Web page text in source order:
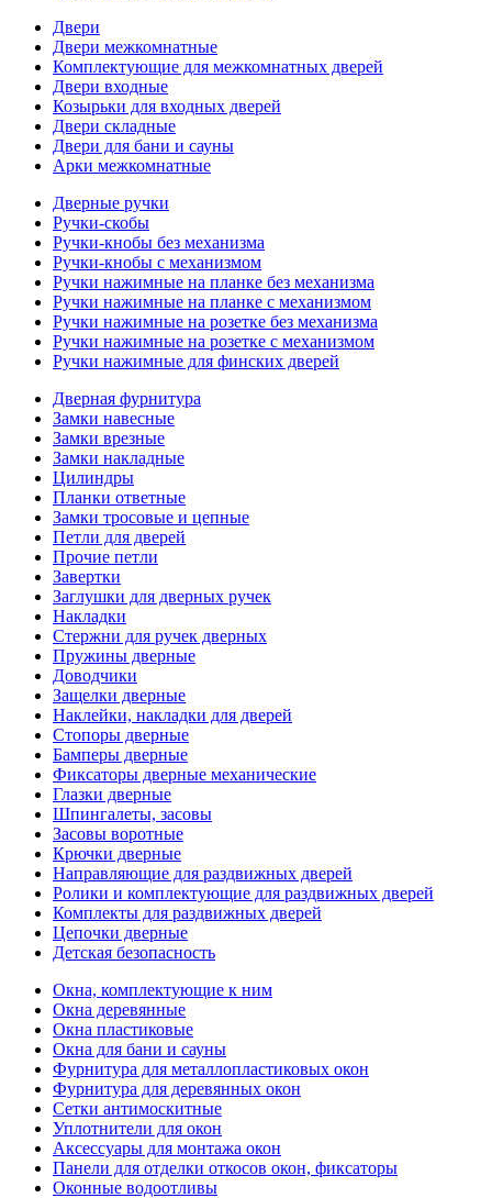
Двери
Двери межкомнатные
Комплектующие для межкомнатных дверей
Двери входные
Козырьки для входных дверей
Двери складные
Двери для бани и сауны
Арки межкомнатные
Дверные ручки
Ручки-скобы
Ручки-кнобы без механизма
Ручки-кнобы с механизмом
Ручки нажимные на планке без механизма
Ручки нажимные на планке с механизмом
Ручки нажимные на розетке без механизма
Ручки нажимные на розетке с механизмом
Ручки нажимные для финских дверей
Дверная фурнитура
Замки навесные
Замки врезные
Замки накладные
Цилиндры
Планки ответные
Замки тросовые и цепные
Петли для дверей
Прочие петли
Завертки
Заглушки для дверных ручек
Накладки
Стержни для ручек дверных
Пружины дверные
Доводчики
Защелки дверные
Наклейки, накладки для дверей
Стопоры дверные
Бамперы дверные
Фиксаторы дверные механические
Глазки дверные
Шпингалеты, засовы
Засовы воротные
Крючки дверные
Направляющие для раздвижных дверей
Ролики и комплектующие для раздвижных дверей
Комплекты для раздвижных дверей
Цепочки дверные
Детская безопасность
Окна, комплектующие к ним
Окна деревянные
Окна пластиковые
Окна для бани и сауны
Фурнитура для металлопластиковых окон
Фурнитура для деревянных окон
Сетки антимоскитные
Уплотнители для окон
Аксессуары для монтажа окон
Панели для отделки откосов окон, фиксаторы
Оконные водоотливы